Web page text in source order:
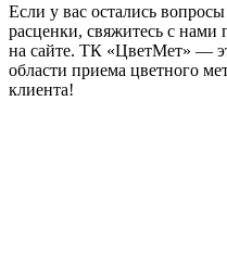
Если у вас остались
расценки, свяжитесь с нами
на сайте. ТК «ЦветМет» —
области приема цветного
клиента!